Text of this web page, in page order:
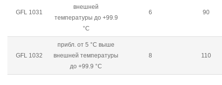
GFL 1031
внешней
температуры до +99.9
°C
6 90
GFL 1032
прибл. от 5 °C выше
внешней температуры
до +99.9 °C
8 110